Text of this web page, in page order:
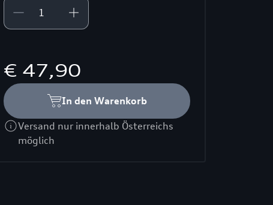
€ 47,90
In den Warenkorb
Versand nur innerhalb Österreichs
möglich